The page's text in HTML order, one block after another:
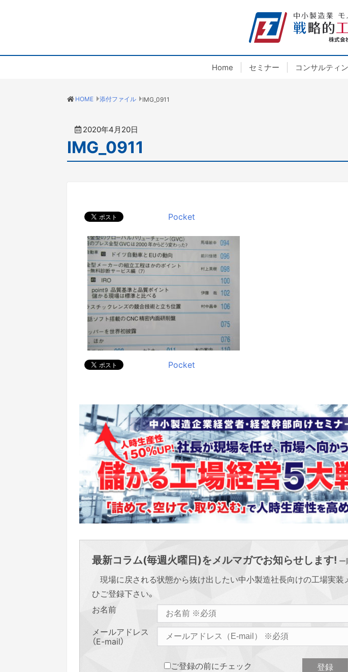
Home セミナー コンサルティ
HOME 添付ファイル IMG_0911
2020年4月20日
IMG_0911
Pocket
Pocket
最新コラム(毎週火曜日)をメルマガでお知らせします!
現場に戻される状態から抜け出したい中小製造社長向けの工場実装
ひご登録下さい。
お名前
メールアドレス
（E-mail）
ご登録の前にチェック